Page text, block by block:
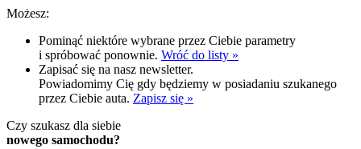
Możesz:
Pominąć niektóre wybrane przez Ciebie parametry
i spróbować ponownie. Wróć do listy »
Zapisać się na nasz newsletter.
Powiadomimy Cię gdy będziemy w posiadaniu szukanego
przez Ciebie auta. Zapisz się »
Czy szukasz dla siebie
nowego samochodu?